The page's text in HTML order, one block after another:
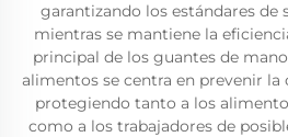
garantizando los estándares de
mientras se mantiene la
principal de los guantes de
alimentos se centra en prevenir
protegiendo tanto a los
como a los trabajadores de